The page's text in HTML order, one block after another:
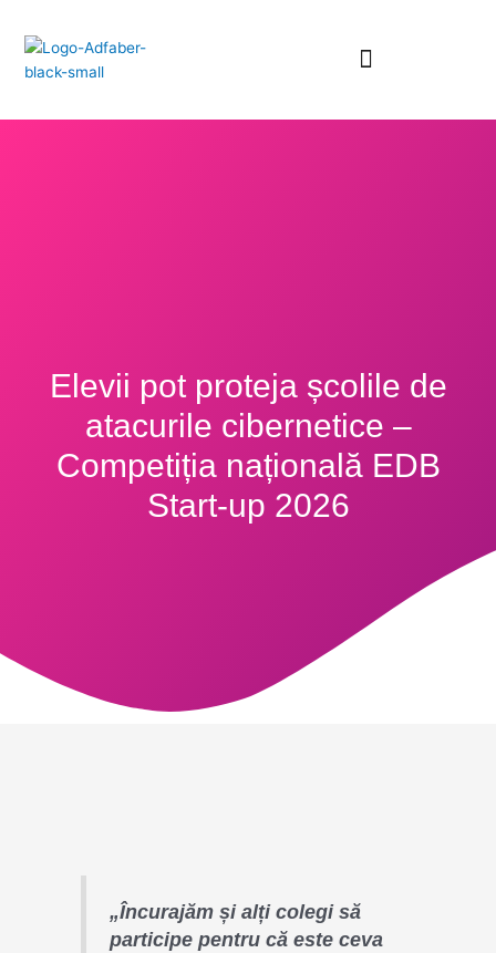
Elevii pot proteja școlile de
atacurile cibernetice –
Competiția națională EDB
Start-up 2026
„Încurajăm și alți colegi să
participe pentru că este ceva